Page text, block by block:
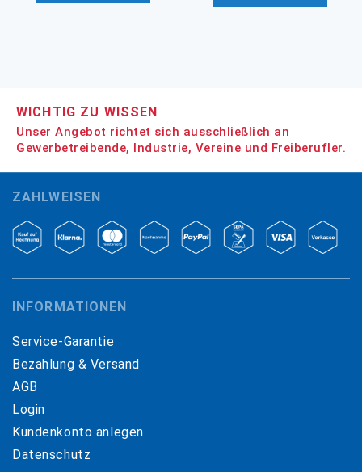
WICHTIG ZU WISSEN
Unser Angebot richtet sich ausschließlich an
Gewerbetreibende, Industrie, Vereine und Freiberufler.
ZAHLWEISEN
INFORMATIONEN
Service-Garantie
Bezahlung & Versand
AGB
Login
Kundenkonto anlegen
Datenschutz